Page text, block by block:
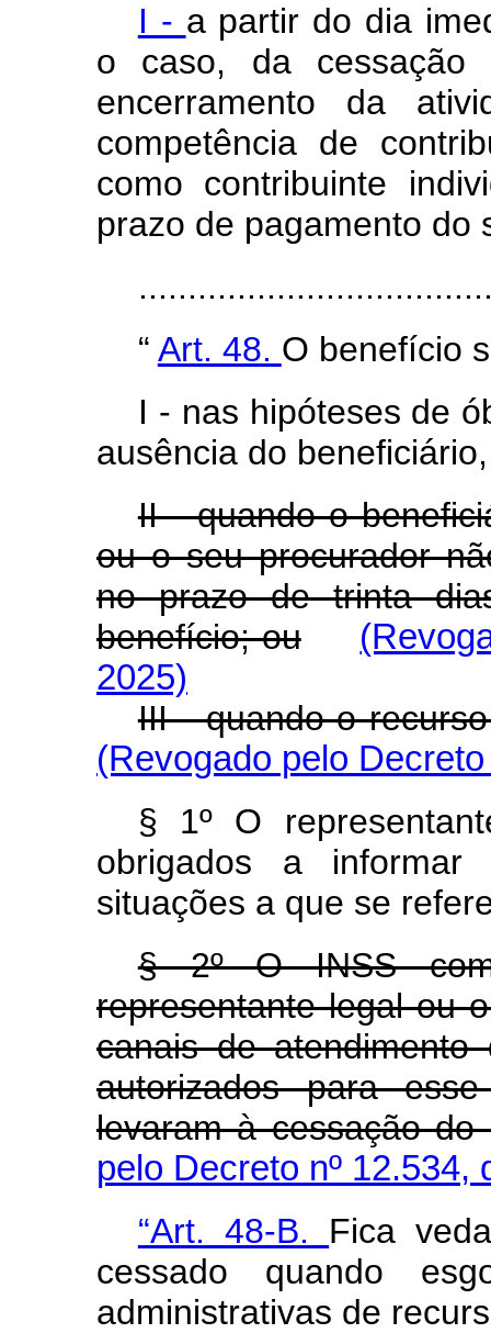
I - a partir do dia
o caso, da cessação
encerramento da
competência de
como contribuinte
prazo de pagamento do
“ Art. 48. O benefício
I - nas hipóteses de
ausência do
II - quando o
ou o seu procurador
no prazo de trinta
benefício; ou
2025)
III - quando o
(Revogado pelo
§ 1º O
obrigados a
situações a que se
§ 2º O INSS
representante legal ou
canais de
autorizados para
levaram à cessação do
pelo Decreto nº 12.534,
“Art. 48-B. Fica
cessado quando
administrativas de